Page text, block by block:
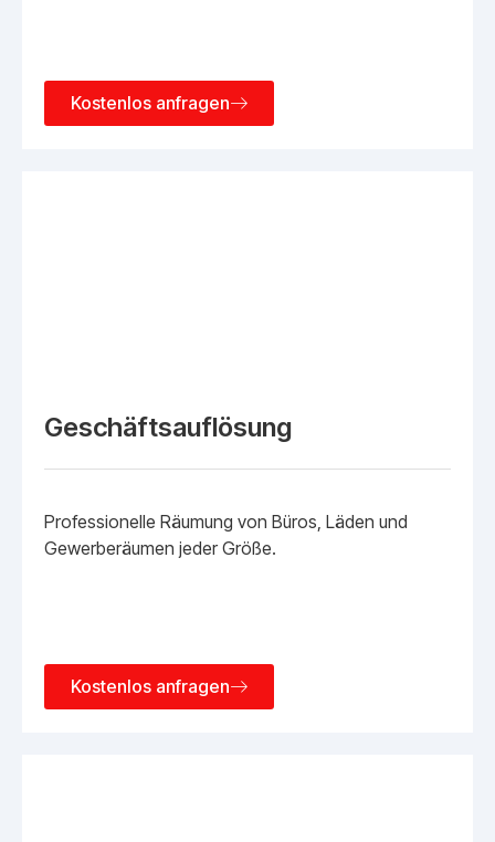
Kostenlos anfragen
Geschäftsauflösung
Professionelle Räumung von Büros, Läden und
Gewerberäumen jeder Größe.
Kostenlos anfragen